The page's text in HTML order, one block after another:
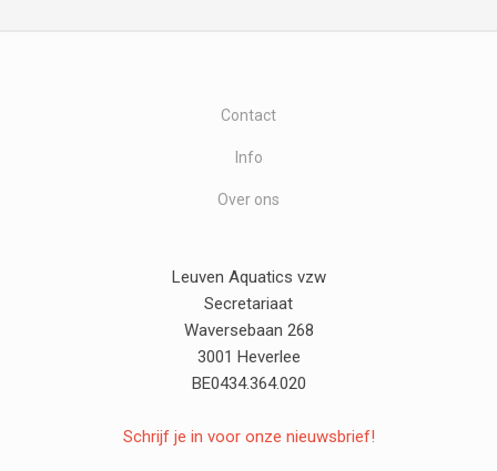
Contact
Info
Over ons
Leuven Aquatics vzw
Secretariaat
Waversebaan 268
3001 Heverlee
BE0434.364.020
Schrijf je in voor onze nieuwsbrief!